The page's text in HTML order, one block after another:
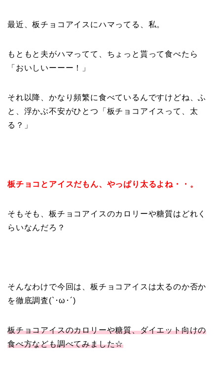
最近、板チョコアイスにハマってる、私。
もともと夫がハマってて、ちょっと貰って食べたら
「おいしいーーー！」
それ以降、かなり頻繁に食べているんですけどね、ふ
と、浮かぶ不安がひとつ「板チョコアイスって、太
る？」
板チョコとアイスだもん、やっぱり太るよね・・。
そもそも、板チョコアイスのカロリーや糖質はどれく
らいなんだろ？
そんなわけで今回は、板チョコアイスは太るのか否か
を徹底調査(`･ω･´)ゞ
板チョコアイスのカロリーや糖質、ダイエット向けの
食べ方なども調べてみました☆